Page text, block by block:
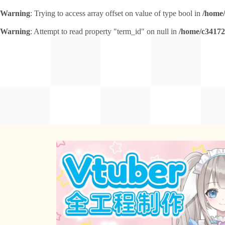
Warning: Trying to access array offset on value of type bool in /
Warning: Attempt to read property "term_id" on null in /home/